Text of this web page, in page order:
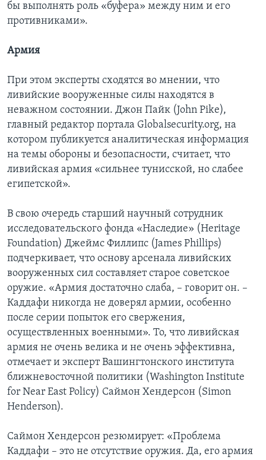
бы выполнять роль «буфера» между ним и его
противниками».
Армия
При этом эксперты сходятся во мнении, что
ливийские вооруженные силы находятся в
неважном состоянии. Джон Пайк (John Pike),
главный редактор портала Globalsecurity.org, на
котором публикуется аналитическая информация
на темы обороны и безопасности, считает, что
ливийская армия «сильнее тунисской, но слабее
египетской».
В свою очередь старший научный сотрудник
исследовательского фонда «Наследие» (Heritage
Foundation) Джеймс Филлипс (James Phillips)
подчеркивает, что основу арсенала ливийских
вооруженных сил составляет старое советское
оружие. «Армия достаточно слаба, – говорит он. –
Каддафи никогда не доверял армии, особенно
после серии попыток его свержения,
осуществленных военными». То, что ливийская
армия не очень велика и не очень эффективна,
отмечает и эксперт Вашингтонского института
ближневосточной политики (Washington Institute
for Near East Policy) Саймон Хендерсон (Simon
Henderson).
Саймон Хендерсон резюмирует: «Проблема
Каддафи – это не отсутствие оружия. Да, его армия